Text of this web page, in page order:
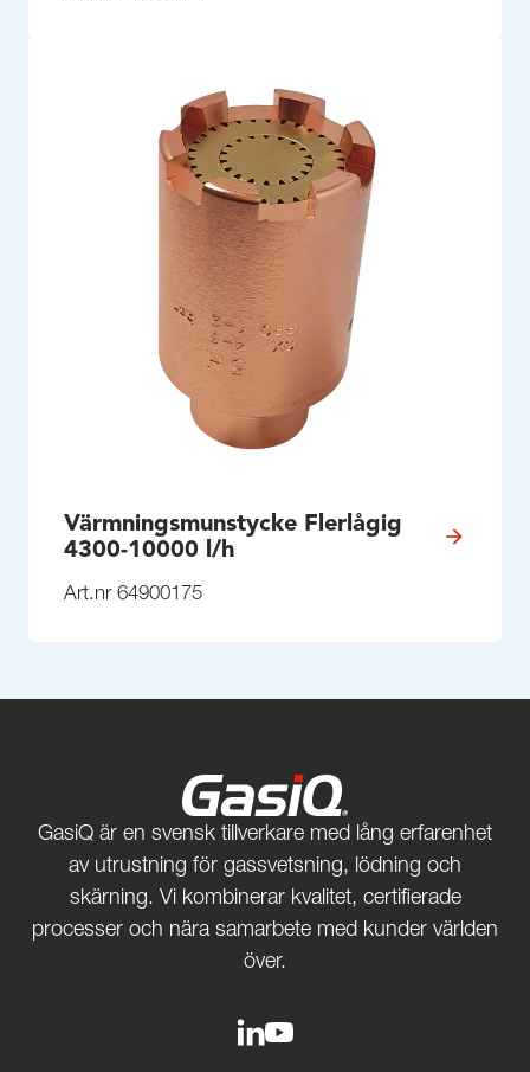
Värmningsmunstycke Flerlågig
4300-10000 l/h
Art.nr 64900175
GasiQ är en svensk tillverkare med lång erfarenhet
av utrustning för gassvetsning, lödning och
skärning. Vi kombinerar kvalitet, certifierade
processer och nära samarbete med kunder världen
över.